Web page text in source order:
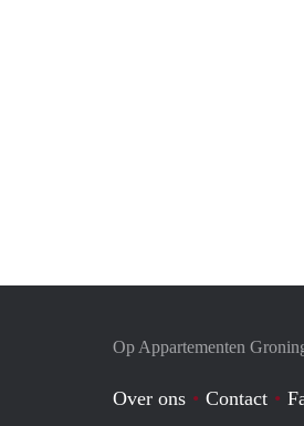
Op Appartementen
Over ons Contact